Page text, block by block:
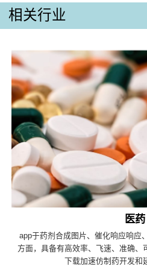
相关行业
医药
app于药剂合成图片、催化响应响应
方面，具备有高效率、飞速、准确、
下载加速仿制药开发和